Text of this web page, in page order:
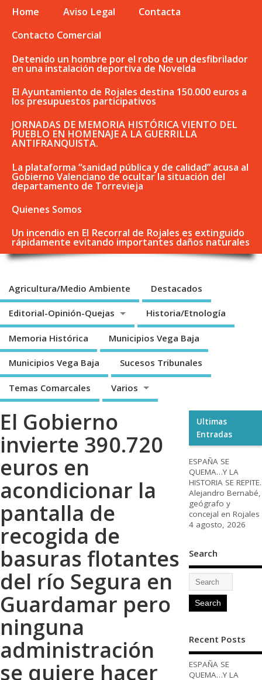
Home Aviso Legal
Contacta
Contacto Comercial
Detenido un hombre por el robo de un desfibrilador
en una instalación deportiva de Novelda
El Ayuntamiento de Rojales destina 150.000 euros a
los presupuestos participativos
JORNADAS DE MEMORIA HISTÓRICA VIENTO DEL
PUEBLO EN HOMENAJE A LA GUERRILLA
ANTIFRANQUISTA.
La plataforma “sanidad pública y de calidad” acusa al
Gobierno Valenciano de ocultar la situación del
departamento de Torrevieja
Quienes Somos
Un incendio en El Recorral de Rojales es extinguido
rápidamente evitando importantes daños naturales
Agricultura/Medio Ambiente Destacados
Editorial-Opinión-Quejas Historia/Etnología
Memoria Histórica Municipios Vega Baja
Municipios Vega Baja Sucesos Tribunales
Temas Comarcales Varios
El Gobierno
invierte 390.720
euros en
acondicionar la
pantalla de
recogida de
basuras flotantes
del río Segura en
Guardamar pero
ninguna
administración
se quiere hacer
Ultimas
Entradas
ESPAÑA SE
QUEMA…Y LA
HISTORIA SE REPITE.
Alejandro Bernabé,
geógrafo y
concejal en Rojales
4 agosto, 2026
Search
Recent Posts
ESPAÑA SE
QUEMA…Y LA